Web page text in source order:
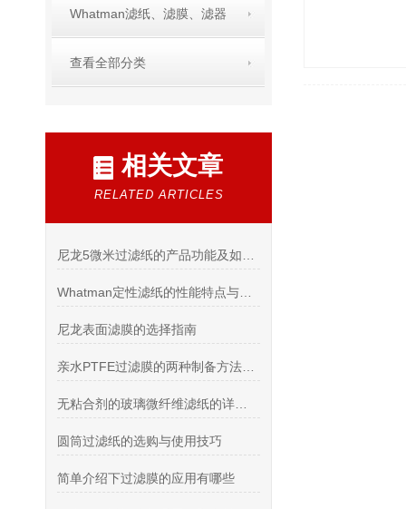
Whatman滤纸、滤膜、滤器
查看全部分类
相关文章
RELATED ARTICLES
尼龙表面滤膜的选择指南
圆筒过滤纸的选购与使用技巧
简单介绍下过滤膜的应用有哪些